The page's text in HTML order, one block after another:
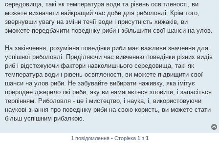
середовища, такі як температура води та рівень освітленості, ви
можете визначити найкращий час доби для риболовлі. Крім того,
звернувши увагу на зміни течії води і присутність хижаків, ви
зможете передбачити поведінку риби і збільшити свої шанси на улов.
На закінчення, розуміння поведінки риби має важливе значення для
успішної риболовлі. Приділяючи час вивченню поведінки різних видів
риб і відстежуючи фактори навколишнього середовища, такі як
температура води і рівень освітленості, ви можете підвищити свої
шанси на улов риби. Не забувайте вибирати наживку, яка імітує
природне джерело їжі риби, яку ви намагаєтеся зловити, і запасіться
терпінням. Риболовля - це і мистецтво, і наука, і, використовуючи
наукові знання про поведінку риби на свою користь, ви можете стати
більш успішним рибалкою.
1 повідомлення • Сторінка 1 з 1